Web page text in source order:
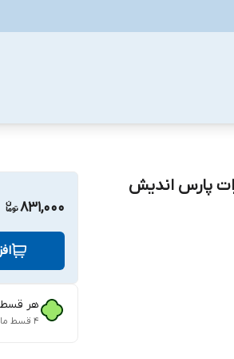
پارس اندیش
831,000
هر قسط
۴ قسط ماهانه. بدون سود، چک و ضامن.